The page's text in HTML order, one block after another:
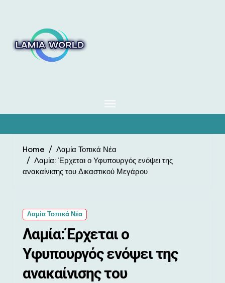
Home
Λαμία Τοπικά Νέα
Λαμία: Έρχεται ο Υφυπουργός ενόψει της
ανακαίνισης του Δικαστικού Μεγάρου
Λαμία Τοπικά Νέα
Λαμία: Έρχεται ο
Υφυπουργός ενόψει της
ανακαίνισης του